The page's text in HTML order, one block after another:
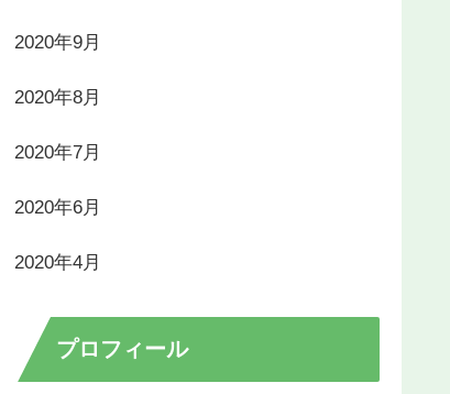
2020年9月
2020年8月
2020年7月
2020年6月
2020年4月
プロフィール